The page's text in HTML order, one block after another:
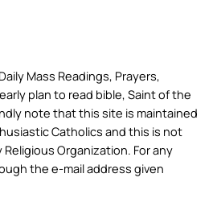
Mass Readings, Prayers,
plan to read bible, Saint of the
note that this site is maintained
Catholics and this is not
Organization. For any
the e-mail address given